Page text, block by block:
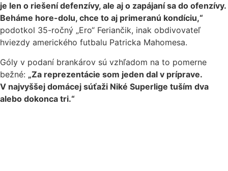
je len o riešení defenzívy, ale aj o zapájaní sa do ofenzívy.
Beháme hore-dolu, chce to aj primeranú kondíciu,“
podotkol 35-ročný „Ero“ Feriančik, inak obdivovateľ
hviezdy amerického futbalu Patricka Mahomesa.
Góly v podaní brankárov sú vzhľadom na to pomerne
bežné: „Za reprezentácie som jeden dal v príprave.
V najvyššej domácej súťaži Niké Superlige tuším dva
alebo dokonca tri.“